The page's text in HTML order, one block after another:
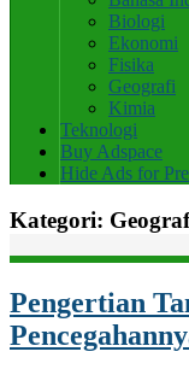
Biologi
Ekonomi
Fisika
Geografi
Kimia
Teknologi
Buy Adspace
Hide Ads for
Kategori:
Pengertian